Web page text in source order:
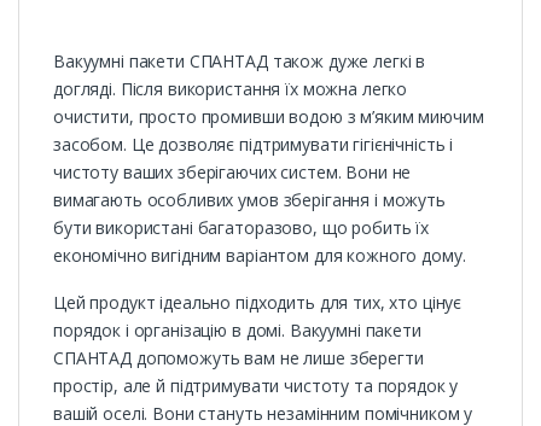
Вакуумні пакети СПАНТАД також дуже легкі в
догляді. Після використання їх можна легко
очистити, просто промивши водою з м’яким миючим
засобом. Це дозволяє підтримувати гігієнічність і
чистоту ваших зберігаючих систем. Вони не
вимагають особливих умов зберігання і можуть
бути використані багаторазово, що робить їх
економічно вигідним варіантом для кожного дому.
Цей продукт ідеально підходить для тих, хто цінує
порядок і організацію в домі. Вакуумні пакети
СПАНТАД допоможуть вам не лише зберегти
простір, але й підтримувати чистоту та порядок у
вашій оселі. Вони стануть незамінним помічником у